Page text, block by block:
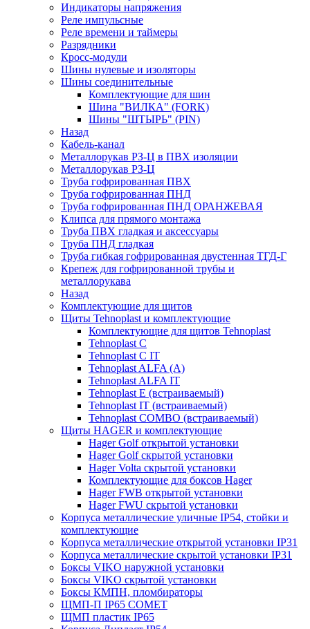
Индикаторы напряжения
Реле импульсные
Реле времени и таймеры
Разрядники
Кросс-модули
Шины нулевые и изоляторы
Шины соединительные
Комплектующие для шин
Шина "ВИЛКА" (FORK)
Шины "ШТЫРЬ" (PIN)
Назад
Кабель-канал
Металлорукав РЗ-Ц в ПВХ изоляции
Металлорукав РЗ-Ц
Труба гофрированная ПВХ
Труба гофрированная ПНД
Труба гофрированная ПНД ОРАНЖЕВАЯ
Клипса для прямого монтажа
Труба ПВХ гладкая и аксессуары
Труба ПНД гладкая
Труба гибкая гофрированная двустенная ТГД-Г
Крепеж для гофрированной трубы и
металлорукава
Назад
Комплектующие для щитов
Щиты Tehnoplast и комплектующие
Комплектующие для щитов Tehnoplast
Tehnoplast C
Tehnoplast C IT
Tehnoplast ALFA (А)
Tehnoplast ALFA IT
Tehnoplast E (встраиваемый)
Tehnoplast IT (встраиваемый)
Tehnoplast COMBO (встраиваемый)
Щиты HAGER и комплектующие
Hager Golf открытой установки
Hager Golf скрытой установки
Hager Volta скрытой установки
Комплектующие для боксов Hager
Hager FWB открытой установки
Hager FWU скрытой установки
Корпуса металлические уличные IP54, стойки и
комплектующие
Корпуса металлические открытой установки IP31
Корпуса металлические скрытой установки IP31
Боксы VIKO наружной установки
Боксы VIKO скрытой установки
Боксы КМПН, пломбираторы
ЩМП-П IP65 COMET
ЩМП пластик IP65